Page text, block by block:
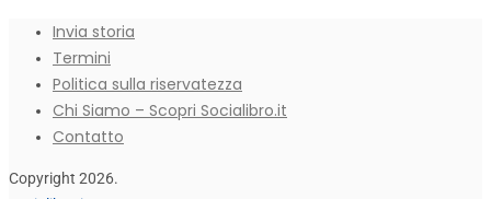
Invia storia
Termini
Politica sulla riservatezza
Chi Siamo – Scopri Socialibro.it
Contatto
Copyright 2026.